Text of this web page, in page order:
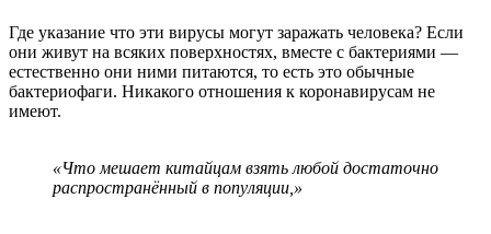
Где указание что эти вирусы могут заражать человека? Если
они живут на всяких поверхностях, вместе с бактериями —
естественно они ними питаются, то есть это обычные
бактериофаги. Никакого отношения к коронавирусам не
имеют.
«Что мешает китайцам взять любой достаточно
распространённый в популяции,»